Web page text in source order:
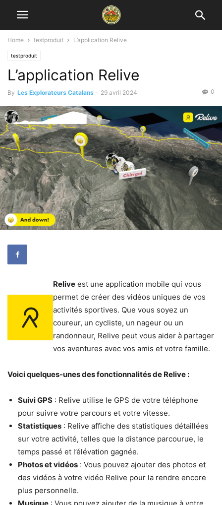
Home testproduit L’application Relive
testproduit
L’application Relive
By Les Explorateurs Catalans - 29 avril 2024 0
Relive est une application mobile qui vous
permet de créer des vidéos uniques de vos
activités sportives. Que vous soyez un
coureur, un cycliste, un nageur ou un
randonneur, Relive peut vous aider à partager
vos aventures avec vos amis et votre famille.
Voici quelques-unes des fonctionnalités de Relive :
Suivi GPS : Relive utilise le GPS de votre téléphone
pour suivre votre parcours et votre vitesse.
Statistiques : Relive affiche des statistiques détaillées
sur votre activité, telles que la distance parcourue, le
temps passé et l’élévation gagnée.
Photos et vidéos : Vous pouvez ajouter des photos et
des vidéos à votre vidéo Relive pour la rendre encore
plus personnelle.